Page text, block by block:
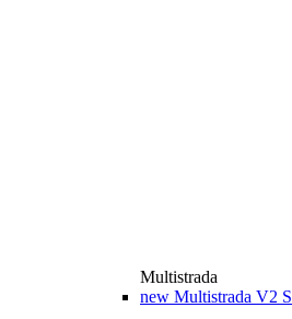
Multistrada
new Multistrada V2 S